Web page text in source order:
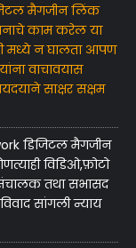
मैगजीन लिंक
काम करेल या
मध्ये न घालता आपण
वाचावयास
साक्षर सक्षम
डिजिटल मैगजीन
विडिओ,फ़ोटो
तथा सभासद
सांगली न्याय